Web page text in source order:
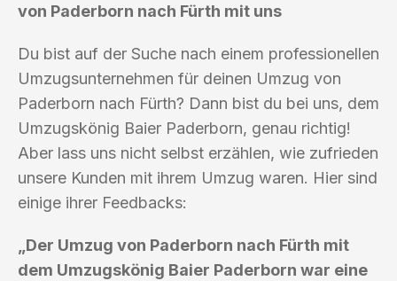
von Paderborn nach Fürth mit uns
Du bist auf der Suche nach einem professionellen
Umzugsunternehmen für deinen Umzug von
Paderborn nach Fürth? Dann bist du bei uns, dem
Umzugskönig Baier Paderborn, genau richtig!
Aber lass uns nicht selbst erzählen, wie zufrieden
unsere Kunden mit ihrem Umzug waren. Hier sind
einige ihrer Feedbacks:
„Der Umzug von Paderborn nach Fürth mit
dem Umzugskönig Baier Paderborn war eine